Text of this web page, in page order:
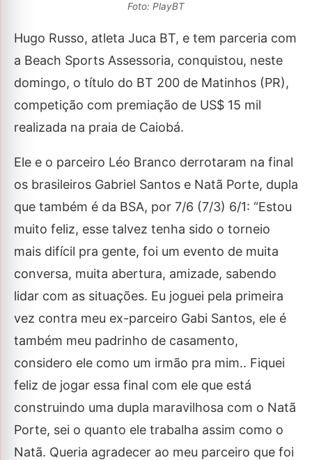
Foto: PlayBT
Hugo Russo, atleta Juca BT, e tem parceria com
a Beach Sports Assessoria, conquistou, neste
domingo, o título do BT 200 de Matinhos (PR),
competição com premiação de US$ 15 mil
realizada na praia de Caiobá.
Ele e o parceiro Léo Branco derrotaram na final
os brasileiros Gabriel Santos e Natã Porte, dupla
que também é da BSA, por 7/6 (7/3) 6/1: “Estou
muito feliz, esse talvez tenha sido o torneio
mais difícil pra gente, foi um evento de muita
conversa, muita abertura, amizade, sabendo
lidar com as situações. Eu joguei pela primeira
vez contra meu ex-parceiro Gabi Santos, ele é
também meu padrinho de casamento,
considero ele como um irmão pra mim.. Fiquei
feliz de jogar essa final com ele que está
construindo uma dupla maravilhosa com o Natã
Porte, sei o quanto ele trabalha assim como o
Natã. Queria agradecer ao meu parceiro que foi